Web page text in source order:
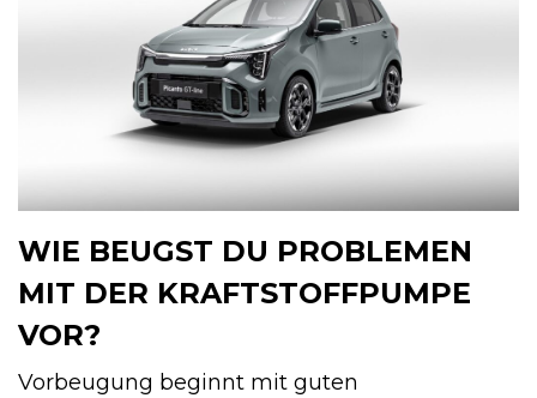
WIE BEUGST DU PROBLEMEN
MIT DER KRAFTSTOFFPUMPE
VOR?
Vorbeugung beginnt mit guten